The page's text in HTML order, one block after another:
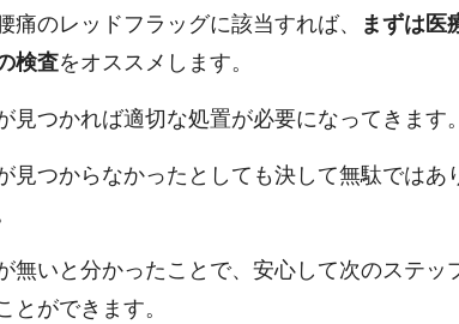
痛のレッドフラッグに該当すれば、
まずは医
検査をオススメします。
見つかれば適切な処置が必要になってきます
見つからなかったとしても決して無駄ではあ
無いと分かったことで、安心して次のステッ
とができます。